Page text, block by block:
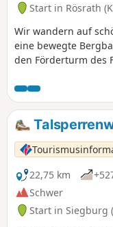
Start in Rösrath
Wir wandern auf
eine bewegte
den Förderturm des
Kornbrennerei
Kupfersiefer Bachs
einen
Siebengebirge. Über
malerische
Kreuznaaf am
22,75 km
Schwer
Start in Siegburg